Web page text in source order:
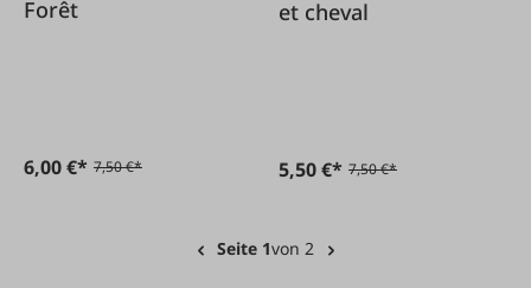
Forêt
6,00 €* 7,50 €*
et cheval
5,50 €* 7,50 €*
Seite 1von 2